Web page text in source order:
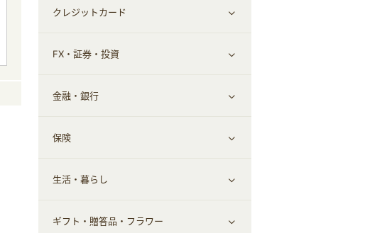
ウォーターサーバー
メンズ美容
日用品・薬局・からだ
ネット買取
すべて見る
家電・パソコン・ソフトウェア
通信・レンタルサーバー
スマホ・携帯電話・SIM
定額制有料コンテンツ
クレジットカード
すべて見る
クレジットカード
FX・証券・投資
すべて見る
証券
仮想通貨
金融・銀行
銀行・ネット銀行
キャッシング・ローン
保険
すべて見る
保険相談・面談
生活・暮らし
すべて見る
ギフト・贈答品・フラワー